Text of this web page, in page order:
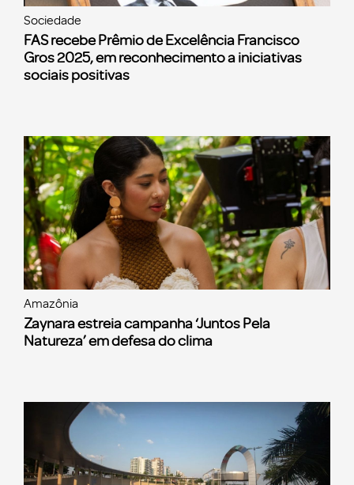
Sociedade
FAS recebe Prêmio de Excelência Francisco
Gros 2025, em reconhecimento a iniciativas
sociais positivas
Amazônia
Zaynara estreia campanha ‘Juntos Pela
Natureza’ em defesa do clima